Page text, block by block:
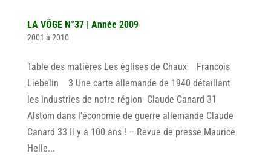
LA VÔGE N°37 | Année 2009
2001 à 2010
Table des matières Les églises de Chaux Francois
Liebelin 3 Une carte allemande de 1940 détaillant
les industries de notre région Claude Canard 31
Alstom dans l’économie de guerre allemande Claude
Canard 33 Il y a 100 ans ! – Revue de presse Maurice
Helle...